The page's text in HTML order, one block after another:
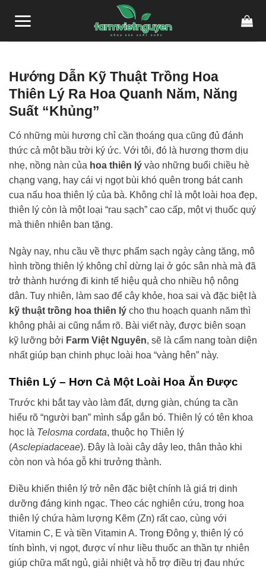
Hướng Dẫn Kỹ Thuật Trồng Hoa
Thiên Lý Ra Hoa Quanh Năm, Năng
Suất “Khủng”
Có những mùi hương chỉ cần thoáng qua cũng đủ đánh
thức cả một bầu trời ký ức. Với tôi, đó là hương thơm dịu
nhẹ, nồng nàn của hoa thiên lý vào những buổi chiều hè
chạng vạng, hay cái vị ngọt bùi khó quên trong bát canh
cua nấu hoa thiên lý của bà. Không chỉ là một loài hoa đẹp,
thiên lý còn là một loại “rau sạch” cao cấp, một vị thuốc quý
mà thiên nhiên ban tặng.
Ngày nay, nhu cầu về thực phẩm sạch ngày càng tăng, mô
hình trồng thiên lý không chỉ dừng lại ở góc sân nhà mà đã
trở thành hướng đi kinh tế hiệu quả cho nhiều hộ nông
dân. Tuy nhiên, làm sao để cây khỏe, hoa sai và đặc biệt là
kỹ thuật trồng hoa thiên lý cho thu hoạch quanh năm thì
không phải ai cũng nắm rõ. Bài viết này, được biên soạn
kỹ lưỡng bởi Farm Việt Nguyên, sẽ là cẩm nang toàn diện
nhất giúp bạn chinh phục loài hoa “vàng hên” này.
Thiên Lý – Hơn Cả Một Loài Hoa Ăn Được
Trước khi bắt tay vào làm đất, dựng giàn, chúng ta cần
hiểu rõ “người bạn” mình sắp gắn bó. Thiên lý có tên khoa
học là Telosma cordata, thuộc họ Thiên lý
(Asclepiadaceae). Đây là loài cây dây leo, thân thảo khi
còn non và hóa gỗ khi trưởng thành.
Điều khiến thiên lý trở nên đặc biệt chính là giá trị dinh
dưỡng đáng kinh ngạc. Theo các nghiên cứu, trong hoa
thiên lý chứa hàm lượng Kẽm (Zn) rất cao, cùng với
Vitamin C, E và tiền Vitamin A. Trong Đông y, thiên lý có
tính bình, vị ngọt, được ví như liều thuốc an thần tự nhiên
giúp chữa mất ngủ, giải nhiệt và hỗ trợ điều trị đau nhức